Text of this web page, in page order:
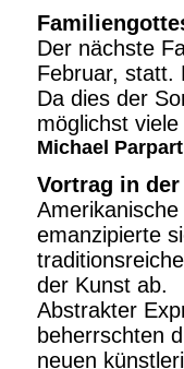
Der nächste
Februar, statt.
Da dies der
möglichst
Michael Parpart
Vortrag in
emanzipierte
der Kunst ab.
Abstrakter
beherrschten
neuen